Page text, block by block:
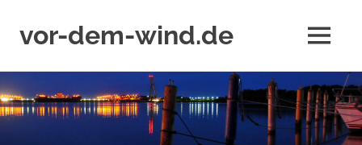
Zum
Inhalt
springen
vor-dem-wind.de MENÜ